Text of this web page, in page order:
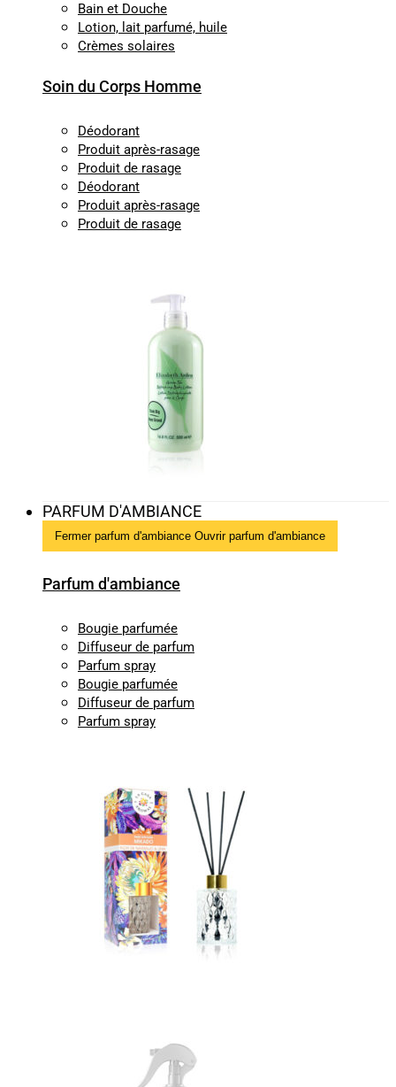
Bain et Douche
Lotion, lait parfumé, huile
Crèmes solaires
Soin du Corps Homme
Déodorant
Produit après-rasage
Produit de rasage
Déodorant
Produit après-rasage
Produit de rasage
PARFUM D'AMBIANCE
Fermer parfum d'ambiance Ouvrir parfum d'ambiance
Parfum d'ambiance
Bougie parfumée
Diffuseur de parfum
Parfum spray
Bougie parfumée
Diffuseur de parfum
Parfum spray